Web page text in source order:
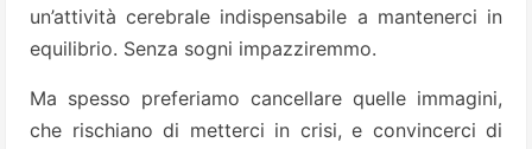
un’attività cerebrale indispensabile a mantenerci in
equilibrio. Senza sogni impazziremmo.
Ma spesso preferiamo cancellare quelle immagini,
che rischiano di metterci in crisi, e convincerci di